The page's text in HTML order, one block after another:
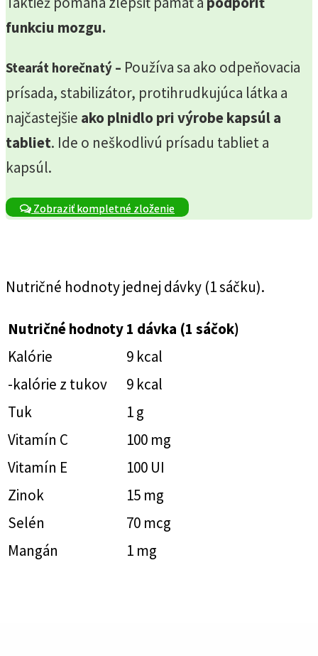
funkciu mozgu.
Stearát horečnatý – Používa sa ako odpeňovacia
prísada, stabilizátor, protihrudkujúca látka a
najčastejšie ako plnidlo pri výrobe kapsúl a
tabliet. Ide o neškodlivú prísadu tabliet a
kapsúl.
Zobraziť kompletné zloženie
Nutričné hodnoty jednej dávky (1 sáčku).
Nutričné hodnoty1 dávka (1 sáčok)
Kalórie
9 kcal
-kalórie z tukov
9 kcal
Tuk
1 g
Vitamín C
100 mg
Vitamín E
100 UI
Zinok
15 mg
Selén
70 mcg
Mangán
1 mg